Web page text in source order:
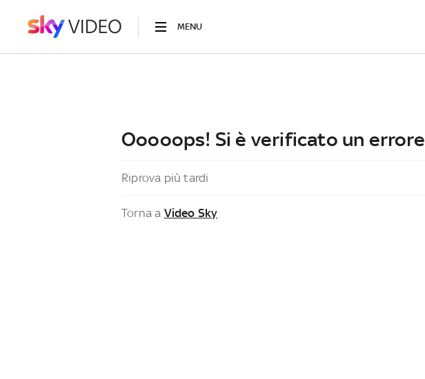
MENU
Ooooops! Si è verificato un errore
Riprova più tardi
Torna a Video Sky